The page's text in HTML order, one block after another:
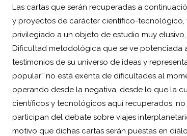
Las cartas que serán recuperadas a
y proyectos de carácter científico-tecnológico,
privilegiado a un objeto de estudio muy
Dificultad metodológica que se ve
testimonios de su universo de ideas y
popular” no está exenta de dificultades al
operando desde la negativa, desde lo que la
científicos y tecnológicos aquí recuperados,
participan del debate sobre viajes
motivo que dichas cartas serán puestas en